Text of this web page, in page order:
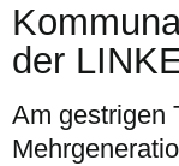
der
Am gestrigen